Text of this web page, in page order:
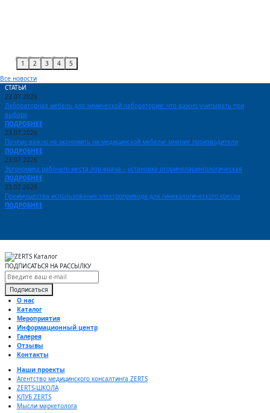
1 2 3 4
5
Все новости
СТАТЬИ
23.07.2026
Лабораторная мебель для химической лаборатории: что важно учитывать при
выборе
ПОДРОБНЕЕ
23.07.2026
Почему важно не экономить на медицинской мебели: мнение производителя
ПОДРОБНЕЕ
23.07.2026
Эргономика рабочего места лор-врача – установка оториноларингологическая
ПОДРОБНЕЕ
23.07.2026
Преимущества использования электропривода для гинекологического кресла
ПОДРОБНЕЕ
ПОДПИСАТЬСЯ НА РАССЫЛКУ
Подписаться
О нас
Каталог
Мероприятия
Информационный центр
Галерея
Отзывы
Контакты
Наши проекты
Агентство медицинского консалтинга ZERTS
ZERTS-ШКОЛА
КЛУБ ZERTS
Мысли маркетолога